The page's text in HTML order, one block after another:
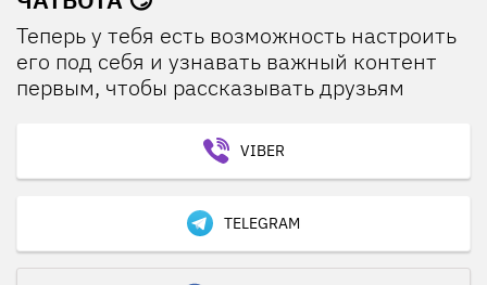
Теперь у тебя есть возможность настроить
его под себя и узнавать важный контент
первым, чтобы рассказывать друзьям
VIBER
TELEGRAM